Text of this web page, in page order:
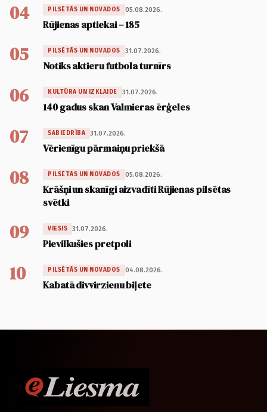
04 PILSĒTĀS UN NOVADOS 05.08.2026.
Rūjienas aptiekai – 185
05 PILSĒTĀS UN NOVADOS 31.07.2026.
Notiks aktieru futbola turnīrs
06 KULTŪRA UN IZKLAIDE 31.07.2026.
140 gadus skan Valmieras ērģeles
07 SABIEDRĪBA 31.07.2026.
Vērienīgu pārmaiņu priekšā
08 PILSĒTĀS UN NOVADOS 05.08.2026.
Krāšņi un skanīgi aizvadīti Rūjienas pilsētas
svētki
09 VIESIS 31.07.2026.
Pievilkušies pretpoli
10 PILSĒTĀS UN NOVADOS 04.08.2026.
Kabatā divvirzienu biļete